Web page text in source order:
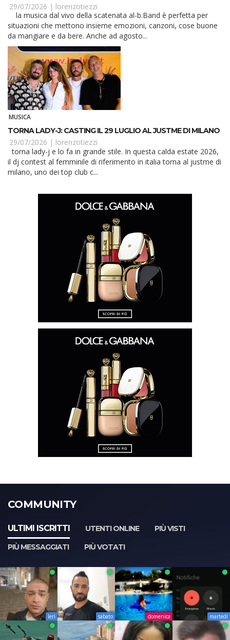
29/07/2026 | lorenzotiezzi
situazioni che mettono insieme emozioni, canzoni, cose buone
da mangiare e da bere. Anche ad agosto...
MUSICA
TORNA LADY-J: CASTING IL 29 LUGLIO AL JUSTME DI MILANO
29/07/2026 | lorenzotiezzi
torna lady-j e lo fa in grande stile. In questa calda estate 2026,
il dj contest al femminile di riferimento in italia torna al justme di
milano, uno dei top club c...
COMMUNITY
ULTIMI ISCRITTI UTENTI ONLINE
PIÙ VISTI
PIÙ MESSAGGIATI
PIÙ VOTATI
Ieri sabato domenica martedì